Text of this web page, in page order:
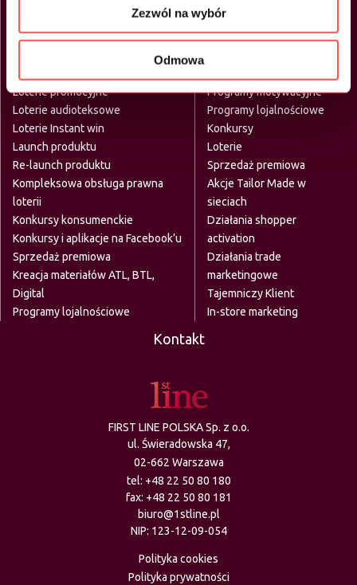
Zezwól na wybór
Odmowa
Loterie promocyjne
Loterie audioteksowe
Loterie Instant win
Launch produktu
Re-launch produktu
Kompleksowa obsługa prawna
loterii
Konkursy konsumenckie
Konkursy i aplikacje na Facebook’u
Sprzedaż premiowa
Kreacja materiałów ATL, BTL,
Digital
Programy lojalnościowe
Programy motywacyjne
Programy lojalnościowe
Konkursy
Loterie
Sprzedaż premiowa
Akcje Tailor Made w
sieciach
Działania shopper
activation
Działania trade
marketingowe
Tajemniczy Klient
In-store marketing
Kontakt
FIRST LINE POLSKA Sp. z o.o.
ul. Świeradowska 47,
02-662 Warszawa
tel: +48 22 50 80 180
fax: +48 22 50 80 181
biuro@1stline.pl
NIP: 123-12-09-054
Polityka cookies
Polityka prywatności